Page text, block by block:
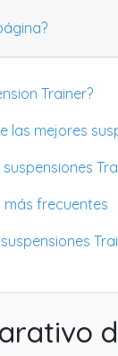
Trainer?
las mejores
más frecuentes